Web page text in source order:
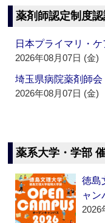
薬剤師認定制度
日本プライマリ・
2026年08月07日 (金)
埼玉県病院薬剤師
2026年08月07日 (金)
薬系大学・学部
徳
ャ
2026